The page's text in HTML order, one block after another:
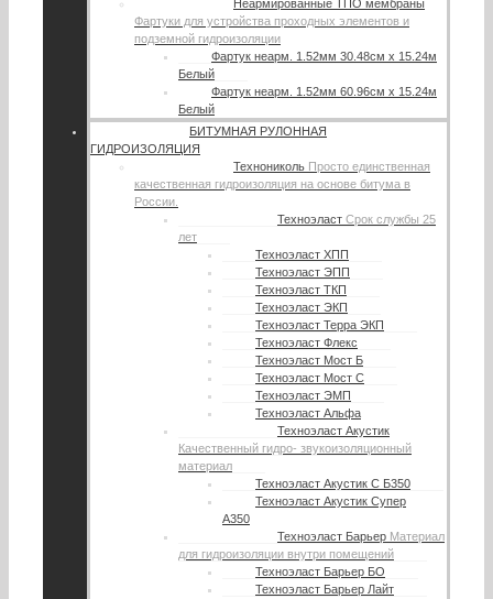
Неармированные ТПО мембраны
Фартуки для устройства проходных элементов и
подземной гидроизоляции
Фартук неарм. 1.52мм 30.48см х 15.24м
Белый
Фартук неарм. 1.52мм 60.96см х 15.24м
Белый
БИТУМНАЯ РУЛОННАЯ
ГИДРОИЗОЛЯЦИЯ
Технониколь Просто единственная
качественная гидроизоляция на основе битума в
России.
Техноэласт Срок службы 25
лет
Техноэласт ХПП
Техноэласт ЭПП
Техноэласт ТКП
Техноэласт ЭКП
Техноэласт Терра ЭКП
Техноэласт Флекс
Техноэласт Мост Б
Техноэласт Мост С
Техноэласт ЭМП
Техноэласт Альфа
Техноэласт Акустик
Качественный гидро- звукоизоляционный
материал
Техноэласт Акустик С Б350
Техноэласт Акустик Супер
А350
Техноэласт Барьер Материал
для гидроизоляции внутри помещений
Техноэласт Барьер БО
Техноэласт Барьер Лайт